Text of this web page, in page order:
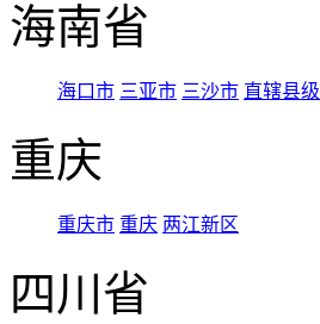
海南省
海口市 三亚市 三沙市 直辖县级
重庆
重庆市 重庆 两江新区
四川省